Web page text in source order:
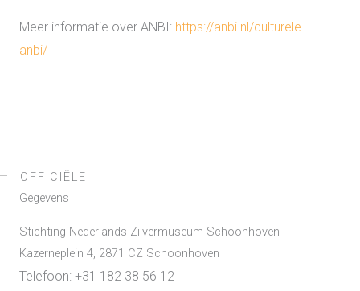
Meer informatie over ANBI: https://anbi.nl/culturele-
anbi/
OFFICIËLE
Gegevens
Stichting Nederlands Zilvermuseum Schoonhoven
Kazerneplein 4, 2871 CZ Schoonhoven
Telefoon: +31 182 38 56 12